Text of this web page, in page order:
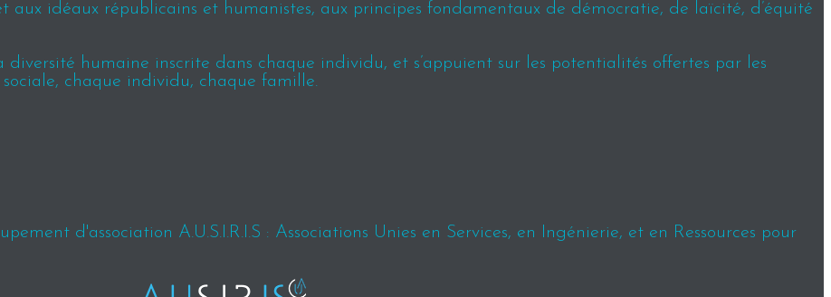
aux idéaux républicains et humanistes, aux principes fondamentaux de démocratie, de laïcité, d’équité
diversité humaine inscrite dans chaque individu, et s’appuient sur les potentialités offertes par les
chaque individu, chaque famille.
d'association A.U.S.I.R.I.S : Associations Unies en Services, en Ingénierie, et en Ressources pour